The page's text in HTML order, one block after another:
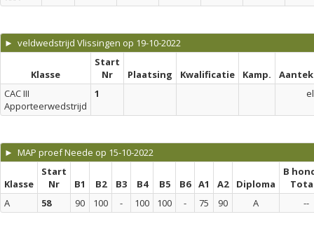
► veldwedstrijd Vlissingen op 19-10-2022
Klasse
Start
Nr
Plaatsing Kwalificatie Kamp.
CAC III
Apporteerwedstrijd
1 el
► MAP proef Neede op 15-10-2022
Klasse
Start
Nr
B1 B2 B3 B4 B5 B6 A1 A2 Diploma
B
A
58 90 100 - 100 100 - 75 90 A --